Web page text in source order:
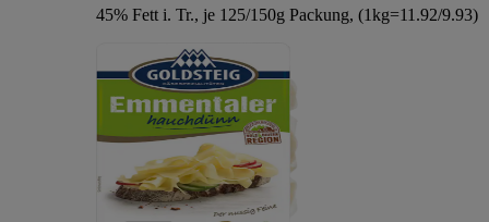
45% Fett i. Tr., je 125/150g Packung, (1kg=11.92/9.93)